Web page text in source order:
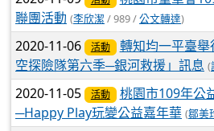
聯團活動 (李欣潔 / 989 /公文轉達)
2020-11-06 活動
轉知均一平臺
空探險隊第六季─銀河救援」訊息 (
2020-11-05 活動
桃園市109年公
─Happy Play玩變公益嘉年華 (鄒美